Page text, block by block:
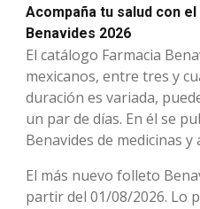
Acompaña tu salud con
Benavides 2026
El catálogo Farmacia
mexicanos, entre tres y
duración es variada,
un par de días. En él se
Benavides de medicinas
El más nuevo folleto
partir del 01/08/2026. Lo